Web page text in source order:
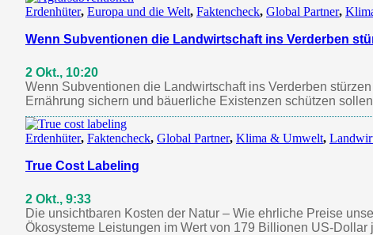
Erdenhüter, Europa und die Welt, Faktencheck, Global Partner,
Wenn Subventionen die Landwirtschaft ins Verderben
2 Okt., 10:20
Wenn Subventionen die Landwirtschaft ins Verderben
Ernährung sichern und bäuerliche Existenzen schützen
Erdenhüter, Faktencheck, Global Partner, Klima & Umwelt,
True Cost Labeling
2 Okt., 9:33
Die unsichtbaren Kosten der Natur – Wie ehrliche Preise
Ökosysteme Leistungen im Wert von 179 Billionen US-